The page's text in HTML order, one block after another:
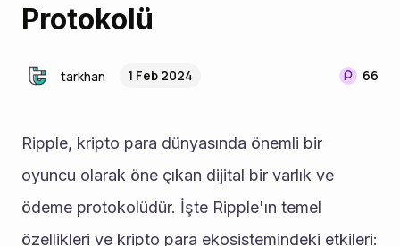
Protokolü
tarkhan 1 Feb 2024 66
Ripple, kripto para dünyasında önemli bir
oyuncu olarak öne çıkan dijital bir varlık ve
ödeme protokolüdür. İşte Ripple'ın temel
özellikleri ve kripto para ekosistemindeki etkileri: